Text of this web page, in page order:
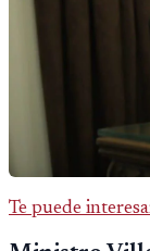
Te puede